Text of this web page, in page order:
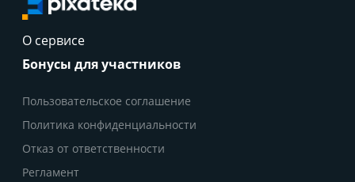
О сервисе
Бонусы для участников
Пользовательское соглашение
Политика конфиденциальности
Отказ от ответственности
Регламент